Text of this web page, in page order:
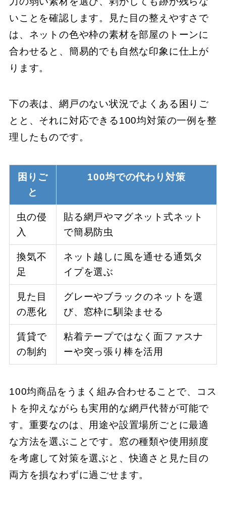
いことを確認します。見た目の整えやすさで
は、ネットの色や枠の素材を部屋のトーンに
合わせると、簡易的でも自然な印象に仕上が
ります。
下の表は、網戸のない状況でよくある困りご
とと、それに対応できる100均対策の一例を整
理したものです。
困りご
と
100均での代わり対策
虫の侵
入
貼る網戸やマグネット式ネット
で簡易防虫
換気不
足
ネット越しに風を通せる通気タ
イプを選ぶ
見た目
の悪化
グレーやブラックのネットを選
び、窓枠に馴染ませる
賃貸で
の制約
粘着テープではなく面ファスナ
ーや突っ張り棒を活用
100均商品をうまく組み合わせることで、コス
トを抑えながらも実用的な網戸代替が可能で
す。重要なのは、用途や設置場所ごとに最適
な方法を選ぶことです。窓の種類や使用頻度
を考慮して対策を選ぶと、快適さと見た目の
両方を損なわずに過ごせます。